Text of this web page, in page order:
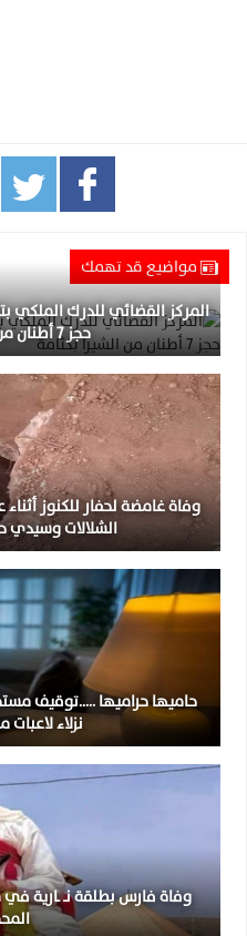
مواضيع قد تهمك
المركز القضائي للدرك الملكي
حجز 7 أطنان من الشيرا بكثامة
وفاة غامضة لحفار للكنوز
الشلالات وسيدي
حاميها حراميها …..توقيف
نزلاء
وفاة فارس بطلقة نـ ـارية